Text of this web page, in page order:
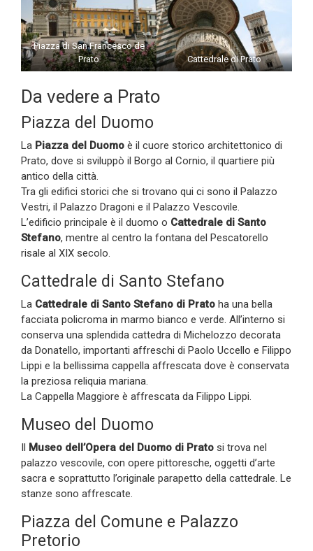
Piazza di San Francesco de
Prato
Cattedrale di Prato
Da vedere a Prato
Piazza del Duomo
La Piazza del Duomo è il cuore storico architettonico di
Prato, dove si sviluppò il Borgo al Cornio, il quartiere più
antico della città.
Tra gli edifici storici che si trovano qui ci sono il Palazzo
Vestri, il Palazzo Dragoni e il Palazzo Vescovile.
L’edificio principale è il duomo o Cattedrale di Santo
Stefano, mentre al centro la fontana del Pescatorello
risale al XIX secolo.
Cattedrale di Santo Stefano
La Cattedrale di Santo Stefano di Prato ha una bella
facciata policroma in marmo bianco e verde. All’interno si
conserva una splendida cattedra di Michelozzo decorata
da Donatello, importanti affreschi di Paolo Uccello e Filippo
Lippi e la bellissima cappella affrescata dove è conservata
la preziosa reliquia mariana.
La Cappella Maggiore è affrescata da Filippo Lippi.
Museo del Duomo
Il Museo dell’Opera del Duomo di Prato si trova nel
palazzo vescovile, con opere pittoresche, oggetti d’arte
sacra e soprattutto l’originale parapetto della cattedrale. Le
stanze sono affrescate.
Piazza del Comune e Palazzo
Pretorio